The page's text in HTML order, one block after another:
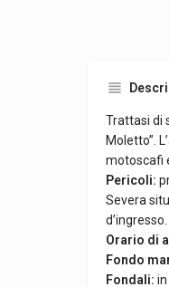
Trattasi di
Moletto”.
motoscafi
Pericoli:
Severa
d’ingresso.
Orario di
Fondo
Fondali: